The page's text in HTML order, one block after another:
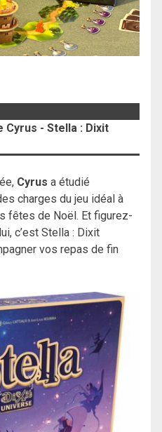
Cyrus - Stella : Dixit
Cyrus a étudié
charges du jeu idéal à
fêtes de Noël. Et figurez-
c’est Stella : Dixit
vos repas de fin